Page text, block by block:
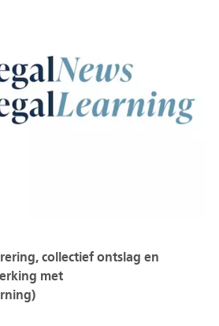
collectief ontslag en
met